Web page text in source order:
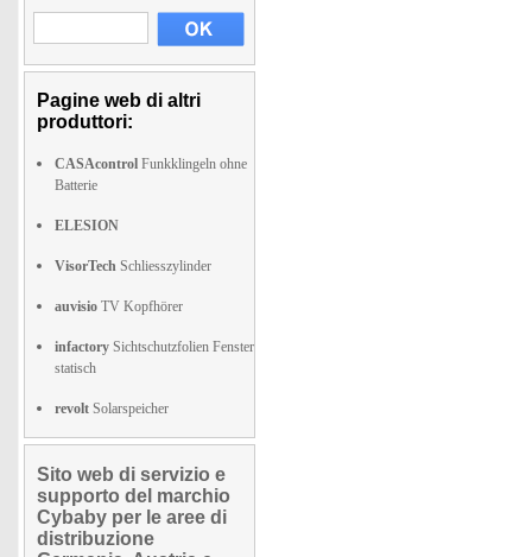
Pagine web di altri
produttori:
CASAcontrol Funkklingeln ohne
Batterie
ELESION
VisorTech Schliesszylinder
auvisio TV Kopfhörer
infactory Sichtschutzfolien Fenster
statisch
revolt Solarspeicher
Sito web di servizio e
supporto del marchio
Cybaby per le aree di
distribuzione